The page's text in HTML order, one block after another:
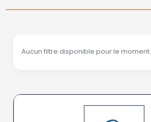
Aucun filtre disponible pour le moment.